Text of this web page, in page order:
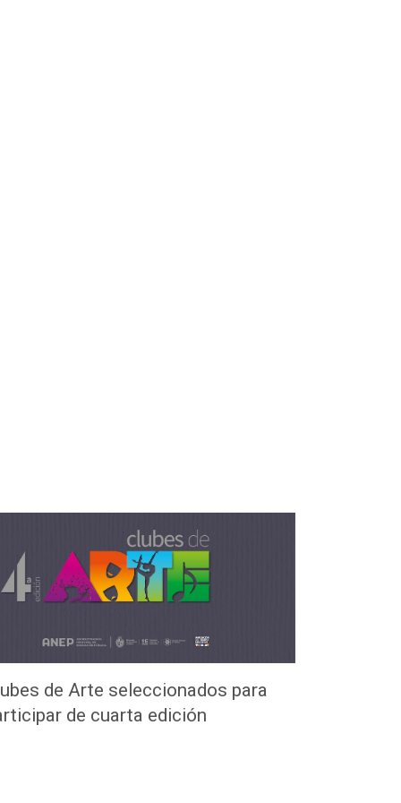
de Arte seleccionados para
de cuarta edición